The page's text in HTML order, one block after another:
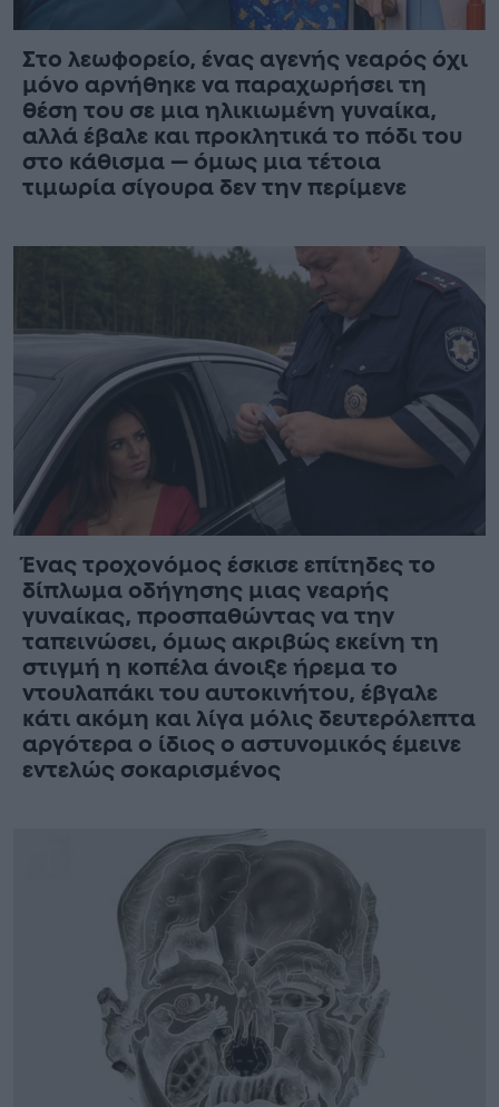
Στο λεωφορείο, ένας αγενής νεαρός όχι
μόνο αρνήθηκε να παραχωρήσει τη
θέση του σε μια ηλικιωμένη γυναίκα,
αλλά έβαλε και προκλητικά το πόδι του
στο κάθισμα — όμως μια τέτοια
τιμωρία σίγουρα δεν την περίμενε
Ένας τροχονόμος έσκισε επίτηδες το
δίπλωμα οδήγησης μιας νεαρής
γυναίκας, προσπαθώντας να την
ταπεινώσει, όμως ακριβώς εκείνη τη
στιγμή η κοπέλα άνοιξε ήρεμα το
ντουλαπάκι του αυτοκινήτου, έβγαλε
κάτι ακόμη και λίγα μόλις δευτερόλεπτα
αργότερα ο ίδιος ο αστυνομικός έμεινε
εντελώς σοκαρισμένος